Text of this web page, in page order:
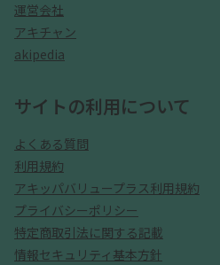
運営会社
アキチャン
akipedia
サイトの利用について
よくある質問
利用規約
アキッパバリュープラス利用規約
プライバシーポリシー
特定商取引法に関する記載
情報セキュリティ基本方針